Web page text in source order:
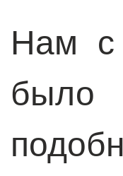
Нам с
было